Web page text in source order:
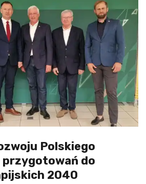
Polskiego
do
2040